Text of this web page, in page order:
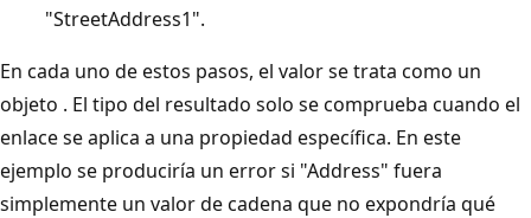
"StreetAddress1".
En cada uno de estos pasos, el valor se trata como un
objeto . El tipo del resultado solo se comprueba cuando el
enlace se aplica a una propiedad específica. En este
ejemplo se produciría un error si "Address" fuera
simplemente un valor de cadena que no expondría qué